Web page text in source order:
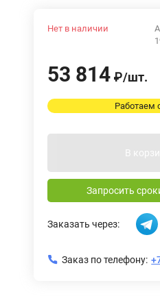
Нет в наличии
53 814 ₽/шт.
Работаем с
В
Запросить
Заказать через:
Заказ по телефону: